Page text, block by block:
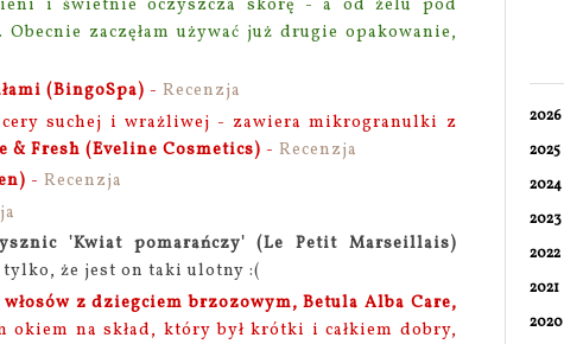
i świetnie oczyszcza skórę - a od żelu pod
zaczęłam używać już drugie opakowanie,
(BingoSpa) - Recenzja
suchej i wrażliwej - zawiera mikrogranulki z
& Fresh (Eveline Cosmetics) - Recenzja
- Recenzja
'Kwiat pomarańczy' (Le Petit Marseillais)
tylko, że jest on taki ulotny :(
z dziegciem brzozowym, Betula Alba Care,
okiem na skład, który był krótki i całkiem dobry,
2026
2025
2024
2023
2022
2021
2020